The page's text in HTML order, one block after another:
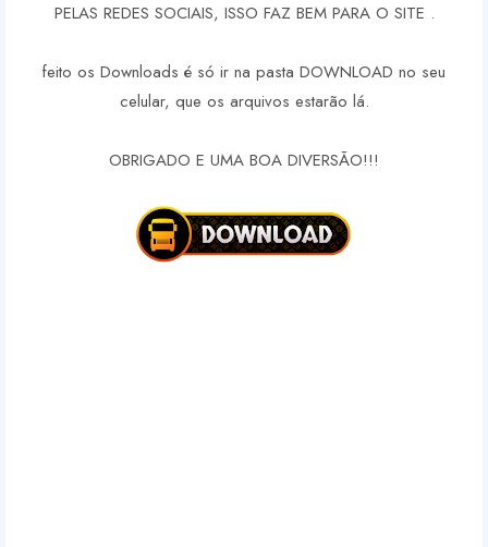
PELAS REDES SOCIAIS, ISSO FAZ BEM PARA O SITE .
feito os Downloads é só ir na pasta DOWNLOAD no seu
celular, que os arquivos estarão lá.
OBRIGADO E UMA BOA DIVERSÃO!!!